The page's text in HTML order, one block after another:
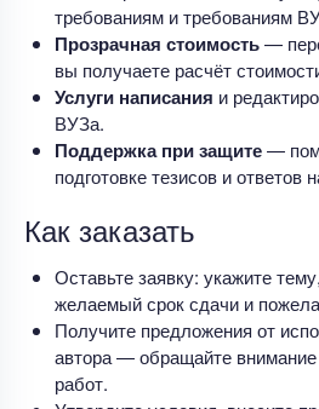
требованиям и требованиям
Прозрачная стоимость—
вы получаете расчёт
Услуги написания и
ВУЗа.
Поддержка при защите—
подготовке тезисов и ответов
Как заказать
Оставьте заявку: укажите
желаемый срок сдачи и
Получите предложения от
автора — обращайте
работ.